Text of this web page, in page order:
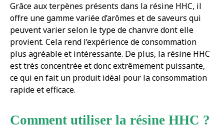
Grâce aux terpènes présents dans la résine HHC, il
offre une gamme variée d’arômes et de saveurs qui
peuvent varier selon le type de chanvre dont elle
provient. Cela rend l’expérience de consommation
plus agréable et intéressante. De plus, la résine HHC
est très concentrée et donc extrêmement puissante,
ce qui en fait un produit idéal pour la consommation
rapide et efficace.
Comment utiliser la résine HHC ?